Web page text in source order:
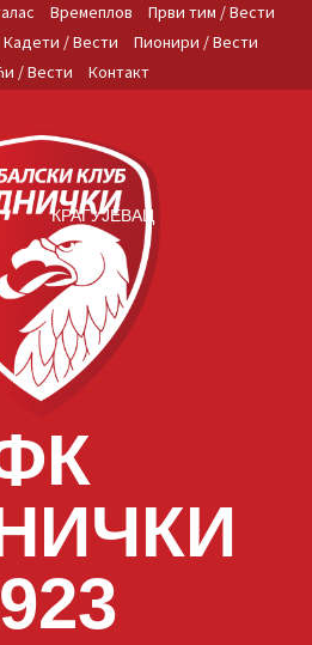
Времеплов
Први тим / Вести
Кадети / Вести
Пионири / Вести
/ Вести
Контакт
КРАГУЈЕВАЦ